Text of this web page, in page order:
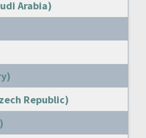
Arabia)
Republic)